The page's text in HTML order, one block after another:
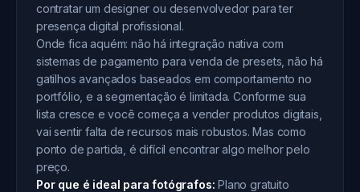
contratar um designer ou desenvolvedor para ter
presença digital profissional.
Onde fica aquém: não há integração nativa com
sistemas de pagamento para venda de presets, não há
gatilhos avançados baseados em comportamento no
portfólio, e a segmentação é limitada. Conforme sua
lista cresce e você começa a vender produtos digitais,
vai sentir falta de recursos mais robustos. Mas como
ponto de partida, é difícil encontrar algo melhor pelo
preço.
Por que é ideal para fotógrafos: Plano gratuito